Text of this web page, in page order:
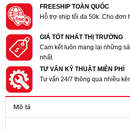
FREESHIP TOÀN QUỐC
Hỗ trợ ship tối đa 50k. Cho đơn
GIÁ TỐT NHẤT THỊ TRƯỜNG
Cam kết luôn mang lại những
nhất.
TƯ VẤN KỸ THUẬT MIỄN PHÍ
Tư vấn 24/7 thông qua nhiều
Mô tả